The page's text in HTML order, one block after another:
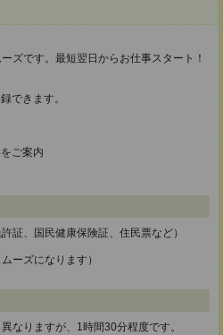
ズです。最短翌日からお仕事スタート！
できます。
ご案内
証、国民健康保険証、住民票など）
ーズになります）
なりますが、1時間30分程度です。